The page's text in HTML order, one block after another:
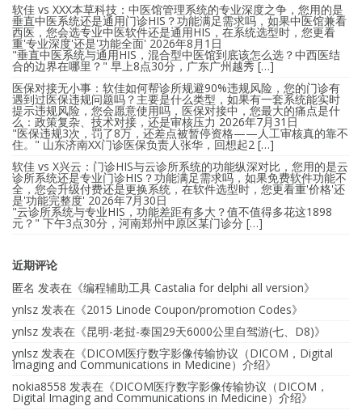
软佳 vs XXX本草科技：中医馆管理系统的专业深度之争，您用的是
垂直中医系统还是通用门诊HIS？功能满足需求吗，如果中医馆兼看
西医，您会选专业中医软件还是通用HIS，在系统选型时，您更看
重'专业深度'还是'功能全面' 2026年8月1日
"垂直中医系统与通用HIS，混合型中医馆到底该怎么选？中西医结
合的边界在哪里？" 早上8点30分，广东广州越秀 […]
医保对接无小事：软佳如何帮诊所规避90%违规风险，您的门诊有
遇到过医保违规问题吗？主要是什么类型，如果有一套系统能实时
提示违规风险，您会愿意使用吗，医保对接中，您最大的痛点是什
么：政策复杂、技术对接，还是审核压力 2026年7月31日
"医保违规3次，罚了8万，还差点被暂停资格——人工审核真的靠不
住。" 山东济南XX门诊医保负责人张华，回想起2 […]
软佳 vs X兴云：门诊HIS与云诊所系统的功能纵深对比，您用的是云
诊所系统还是专业门诊HIS？功能满足需求吗，如果免费软件功能不
全，您会升级付费还是更换系统，在软件选型时，您更看重'价格'还
是'功能完整度' 2026年7月30日
"云诊所系统与专业HIS，功能差距有多大？值不值得多花这1898
元？" 下午3点30分，河南郑州中原区某门诊分 […]
近期评论
匿名 发表在《编程辅助工具 Castalia for delphi all version》
ynlsz 发表在《2015 Linode Coupon/promotion Codes》
ynlsz 发表在《昆明-老挝-泰国29天6000公里自驾游(七、D8)》
ynlsz 发表在《DICOM医疗数字影像传输协议（DICOM，Digital
Imaging and Communications in Medicine）介绍》
nokia8558 发表在《DICOM医疗数字影像传输协议（DICOM，
Digital Imaging and Communications in Medicine）介绍》